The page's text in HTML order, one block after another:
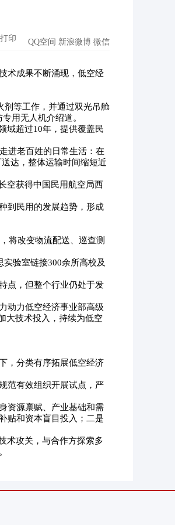
打印 QQ空间 新浪微博 微信
术成果不断涌现，低空经
剂等工作，并通过双光吊舱
用无人机介绍道。
域超过10年，提供覆盖民
进老百姓的日常生活：在
达，整体运输时间缩短近
空获得中国民用航空局西
到民用的发展趋势，形成
将改变物流配送、巡查测
验室链接300余所高校及
点，但整个行业仍处于发
动力低空经济事业部高级
大技术投入，持续为低空
，分类有序拓展低空经济
范有效组织开展试点，严
资源禀赋、产业基础和需
贴和资本盲目投入；二是
术攻关，与合作方探索多